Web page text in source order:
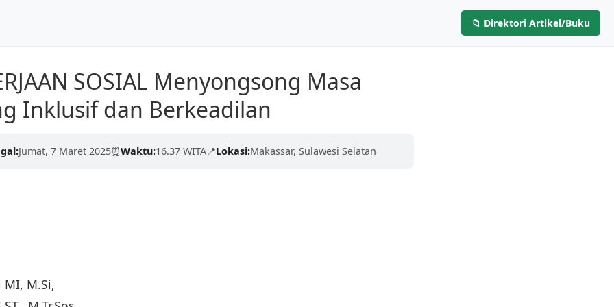
Hubungi Kami
tinggi dari para
negeri.
📁 Direktori Artikel/Buku
SOSIAL Menyongsong Masa
Inklusif dan Berkeadilan
Jumat, 7 Maret 2025⏰Waktu:16.37 WITA📍Lokasi:Makassar, Sulawesi Selatan
MI, M.Si,